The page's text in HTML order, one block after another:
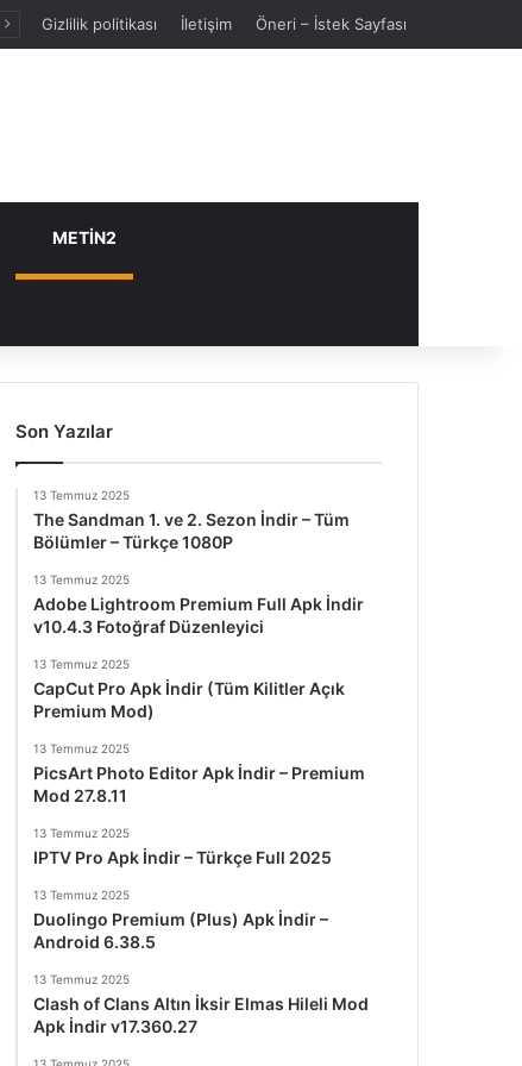
Gizlilik politikası İletişim Öneri – İstek Sayfası
METİN2
Son Yazılar
13 Temmuz 2025
The Sandman 1. ve 2. Sezon İndir – Tüm
Bölümler – Türkçe 1080P
13 Temmuz 2025
Adobe Lightroom Premium Full Apk İndir
v10.4.3 Fotoğraf Düzenleyici
13 Temmuz 2025
CapCut Pro Apk İndir (Tüm Kilitler Açık
Premium Mod)
13 Temmuz 2025
PicsArt Photo Editor Apk İndir – Premium
Mod 27.8.11
13 Temmuz 2025
IPTV Pro Apk İndir – Türkçe Full 2025
13 Temmuz 2025
Duolingo Premium (Plus) Apk İndir –
Android 6.38.5
13 Temmuz 2025
Clash of Clans Altın İksir Elmas Hileli Mod
Apk İndir v17.360.27